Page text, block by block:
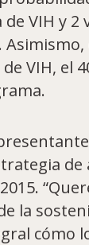
VIH y 2
VIH, el
de
la
cómo